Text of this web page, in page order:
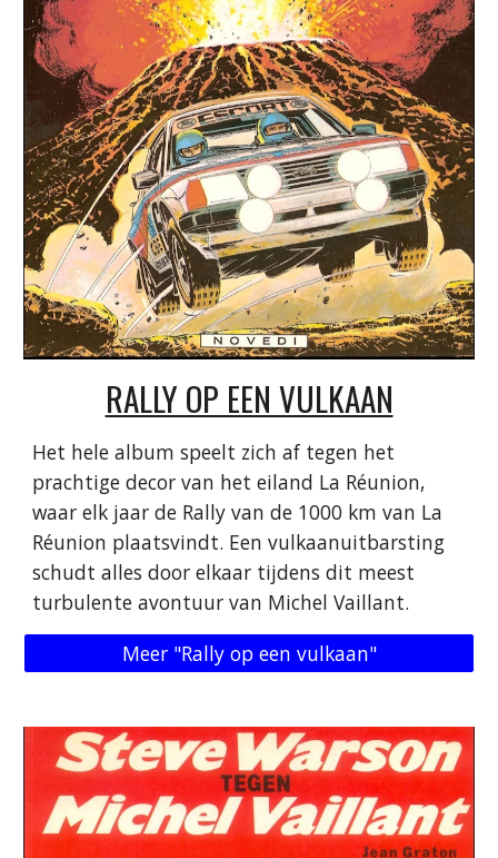
RALLY OP EEN VULKAAN
Het hele album speelt zich af tegen het
prachtige decor van het eiland La Réunion,
waar elk jaar de Rally van de 1000 km van La
Réunion plaatsvindt. Een vulkaanuitbarsting
schudt alles door elkaar tijdens dit meest
turbulente avontuur van Michel Vaillant.
Meer "Rally op een vulkaan"